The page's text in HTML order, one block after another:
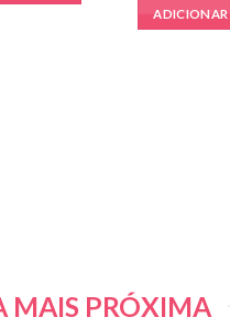
MAIS PRÓXIMA